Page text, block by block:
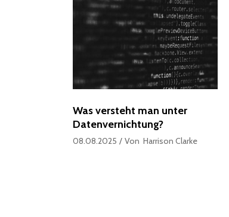
Was versteht man unter
Datenvernichtung?
08.08.2025 Von Harrison Clarke